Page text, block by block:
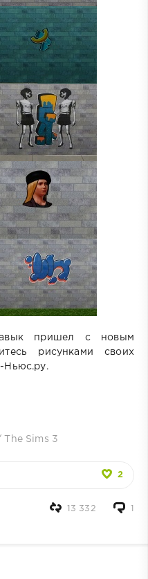
пришел с новым
рисунками своих
Ньюс.ру.
The Sims 3
2
1
13 332